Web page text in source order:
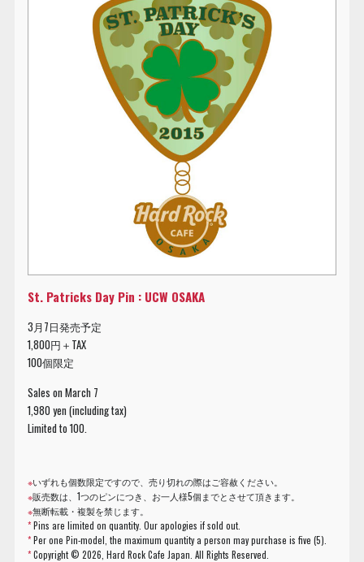
St. Patricks Day Pin : UCW OSAKA
3月7日発売予定
1,800円＋TAX
100個限定
Sales on March 7
1,980 yen (including tax)
Limited to 100.
※いずれも個数限定ですので、売り切れの際はご容赦ください。
※販売数は、1つのピンにつき、お一人様5個までとさせて頂きます。
※無断転載・複製を禁じます。
*Pins are limited on quantity. Our apologies if sold out.
*Per one Pin-model, the maximum quantity a person may purchase is five (5).
*Copyright ©2026, Hard Rock Cafe Japan. All Rights Reserved.